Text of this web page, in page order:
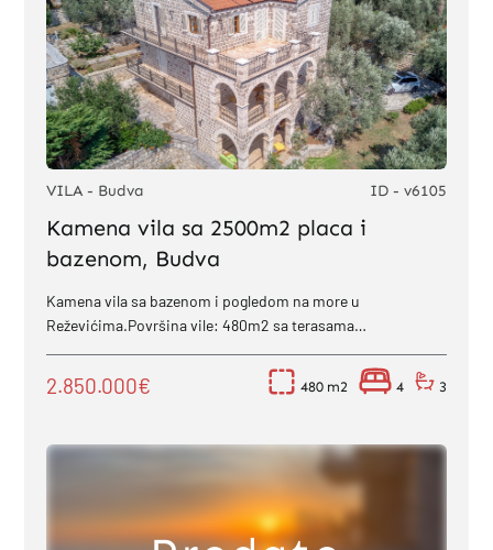
VILA - Budva ID - v6105
Kamena vila sa 2500m2 placa i
bazenom, Budva
Kamena vila sa bazenom i pogledom na more u
Reževićima.Površina vile: 480m2 sa terasama
2.850.000€ 480 4 3